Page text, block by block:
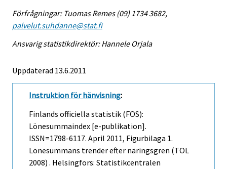
Förfrågningar: Tuomas Remes (09) 1734 3682,
palvelut.suhdanne@stat.fi
Ansvarig statistikdirektör: Hannele Orjala
Uppdaterad 13.6.2011
Instruktion för hänvisning:
Finlands officiella statistik (FOS):
Lönesummaindex [e-publikation].
ISSN=1798-6117. April 2011, Figurbilaga 1.
Lönesummans trender efter näringsgren (TOL
2008) . Helsingfors: Statistikcentralen